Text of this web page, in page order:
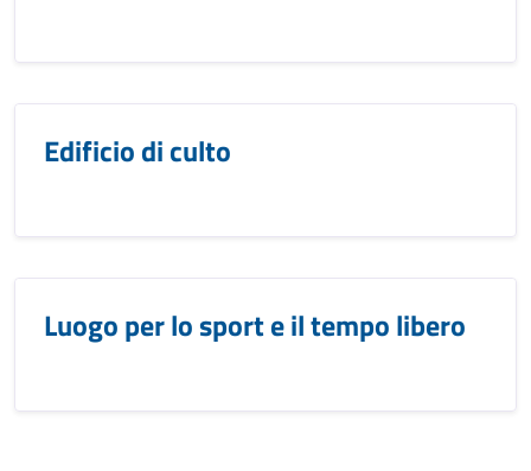
Edificio di culto
Luogo per lo sport e il tempo libero